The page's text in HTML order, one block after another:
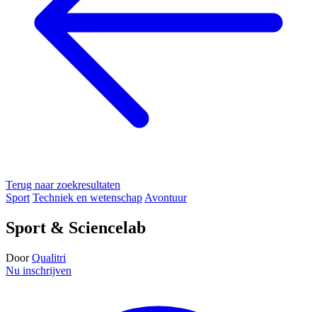
Terug naar zoekresultaten
Sport Techniek en wetenschap Avontuur
Sport & Sciencelab
Door Qualitri
Nu inschrijven